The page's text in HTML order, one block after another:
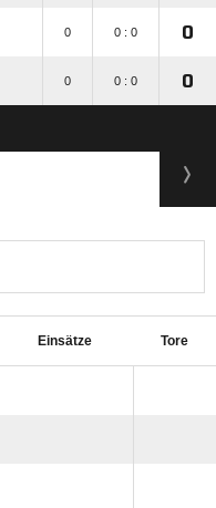
0 0 : 0 0
0 0 : 0 0
Einsätze Tore